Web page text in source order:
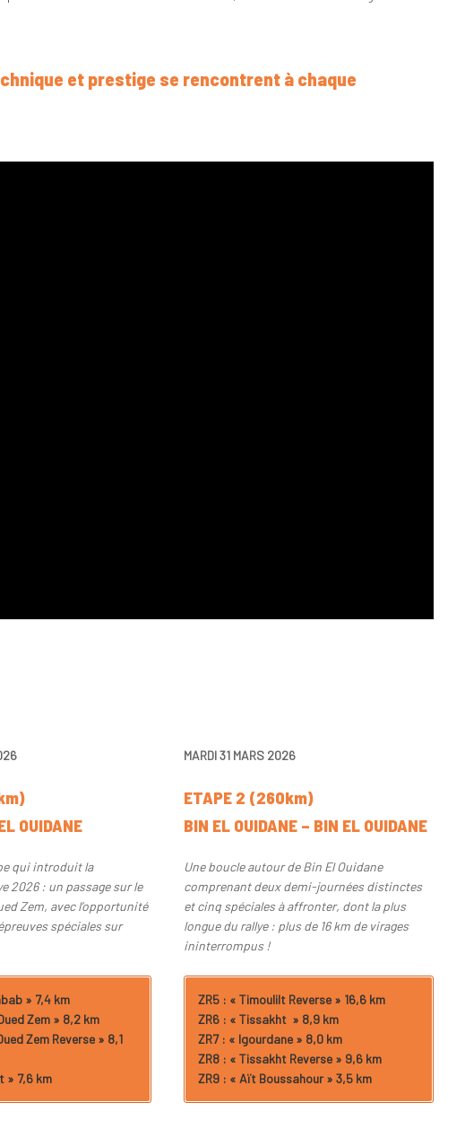
et prestige se rencontrent à chaque
OUIDANE
qui introduit la
2026 : un passage sur le
Zem, avec l’opportunité
spéciales sur
» 7,4 km
Zem » 8,2 km
Zem Reverse » 8,1
» 7,6 km
MARDI 31 MARS 2026
ETAPE 2 (260km)
BIN EL OUIDANE – BIN EL OUIDANE
Une boucle autour de Bin El Ouidane
comprenant deux demi-journées distinctes
et cinq spéciales à affronter, dont la plus
longue du rallye : plus de 16 km de virages
ininterrompus !
ZR5 : « Timoulilt Reverse » 16,6 km
ZR6 : « Tissakht » 8,9 km
ZR7 : « Igourdane » 8,0 km
ZR8 : « Tissakht Reverse » 9,6 km
ZR9 : « Aït Boussahour » 3,5 km